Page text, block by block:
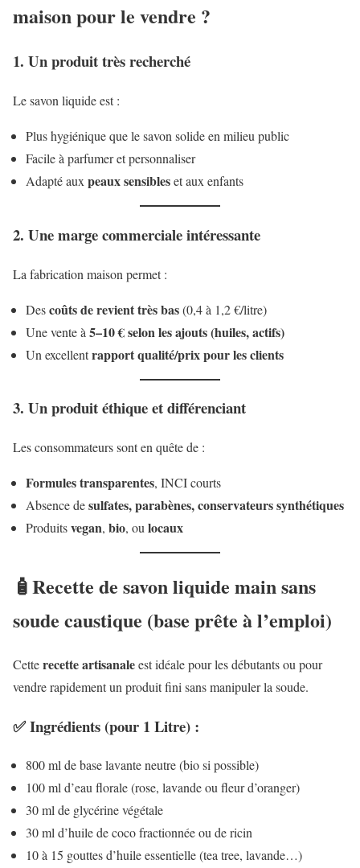
maison pour le vendre ?
1. Un produit très recherché
Le savon liquide est :
Plus hygiénique que le savon solide en milieu public
Facile à parfumer et personnaliser
Adapté aux peaux sensibleset aux enfants
2. Une marge commerciale intéressante
La fabrication maison permet :
Descoûts de revient très bas(0,4 à 1,2 €/litre)
Une vente à 5–10 € selon les ajouts (huiles, actifs)
Un excellentrapport qualité/prix pour les clients
3. Un produit éthique et différenciant
Les consommateurs sont en quête de :
Formules transparentes, INCI courts
Absence desulfates, parabènes, conservateurs synthétiques
Produitsvegan, bio, ou locaux
🧴Recette de savon liquide main sans
soude caustique (base prête à l’emploi)
Cetterecette artisanaleest idéale pour les débutants ou pour
vendre rapidement un produit fini sans manipuler la soude.
✅ Ingrédients (pour 1 Litre) :
800 ml de base lavante neutre (bio si possible)
100 ml d’eau florale (rose, lavande ou fleur d’oranger)
30 ml de glycérine végétale
30 ml d’huile de coco fractionnée ou de ricin
10 à 15 gouttes d’huile essentielle (tea tree, lavande…)